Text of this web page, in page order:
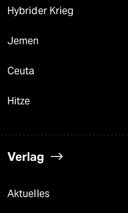
Hybrider Krieg
Jemen
Ceuta
Hitze
Verlag
Aktuelles